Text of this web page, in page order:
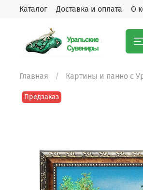
Каталог Доставка и оплата О
Главная Картины и панно с
Предзаказ